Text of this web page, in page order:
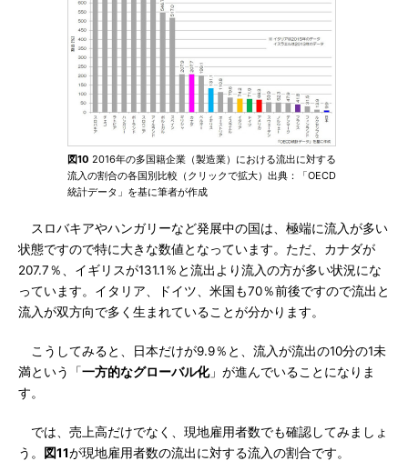
図10 2016年の多国籍企業（製造業）における流出に対する
流入の割合の各国別比較（クリックで拡大）出典：「OECD
統計データ」を基に筆者が作成
スロバキアやハンガリーなど発展中の国は、極端に流入が多い
状態ですので特に大きな数値となっています。ただ、カナダが
207.7％、イギリスが131.1％と流出より流入の方が多い状況にな
っています。イタリア、ドイツ、米国も70％前後ですので流出と
流入が双方向で多く生まれていることが分かります。
こうしてみると、日本だけが9.9％と、流入が流出の10分の1未
満という「一方的なグローバル化」が進んでいることになりま
す。
では、売上高だけでなく、現地雇用者数でも確認してみましょ
う。
図11が現地雇用者数の流出に対する流入の割合です。